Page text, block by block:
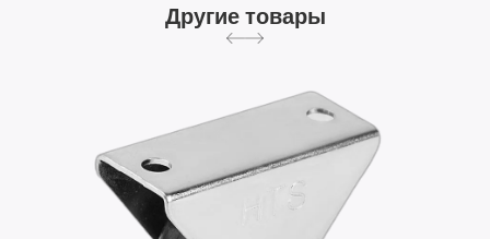
Другие товары